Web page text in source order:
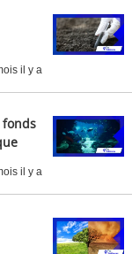
il y a
fonds
il y a